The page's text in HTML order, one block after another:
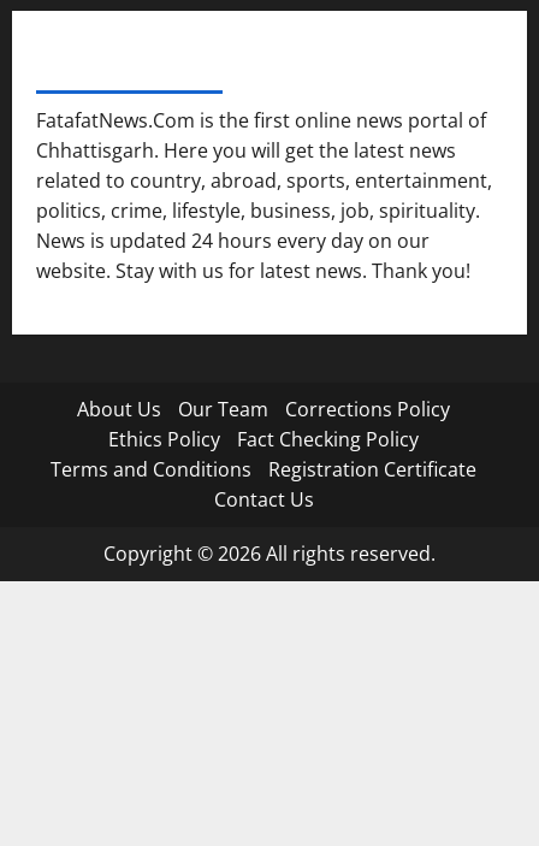
FatafatNews.Com is the first online news portal of
Chhattisgarh. Here you will get the latest news
related to country, abroad, sports, entertainment,
politics, crime, lifestyle, business, job, spirituality.
News is updated 24 hours every day on our
website. Stay with us for latest news. Thank you!
About Us Our Team
Corrections Policy
Ethics Policy
Fact Checking Policy
Terms and Conditions
Registration Certificate
Contact Us
Copyright © 2026 All rights reserved.